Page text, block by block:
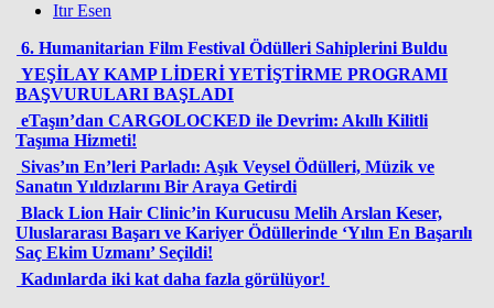
Itır Esen
6. Humanitarian Film Festival Ödülleri Sahiplerini Buldu
YEŞİLAY KAMP LİDERİ YETİŞTİRME PROGRAMI
BAŞVURULARI BAŞLADI
eTaşın’dan CARGOLOCKED ile Devrim: Akıllı Kilitli
Taşıma Hizmeti!
Sivas’ın En’leri Parladı: Aşık Veysel Ödülleri, Müzik ve
Sanatın Yıldızlarını Bir Araya Getirdi
Black Lion Hair Clinic’in Kurucusu Melih Arslan Keser,
Uluslararası Başarı ve Kariyer Ödüllerinde ‘Yılın En Başarılı
Saç Ekim Uzmanı’ Seçildi!
Kadınlarda iki kat daha fazla görülüyor!